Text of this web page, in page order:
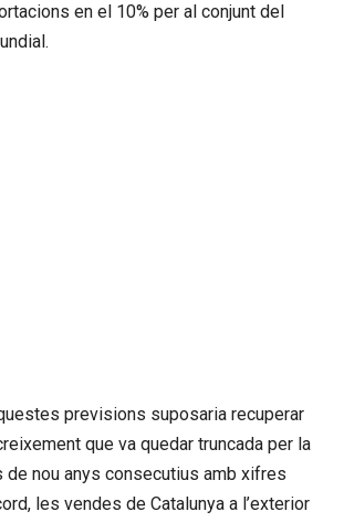
en el 10% per al conjunt del
previsions suposaria recuperar
que va quedar truncada per la
nou anys consecutius amb xifres
les vendes de Catalunya a l’exterior